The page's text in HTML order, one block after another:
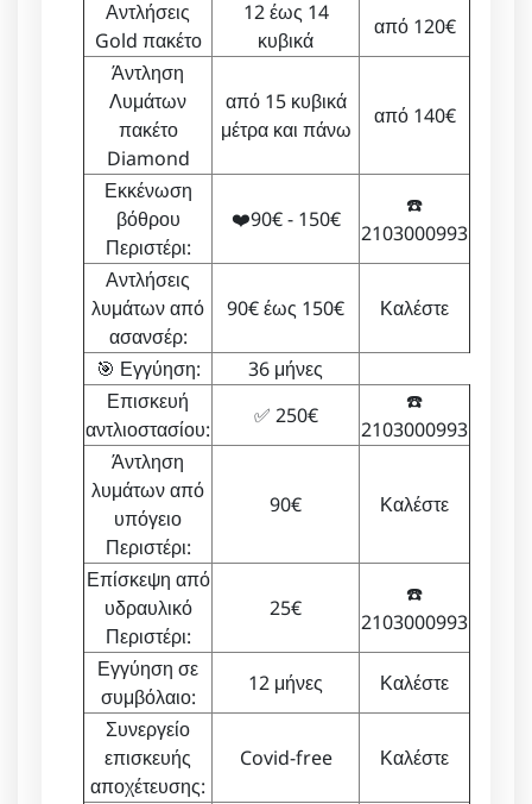
Αντλήσεις
Gold πακέτο
12 έως 14
κυβικά
από 120€
Άντληση
Λυμάτων
πακέτο
Diamond
από 15 κυβικά
μέτρα και πάνω
από 140€
Εκκένωση
βόθρου
Περιστέρι:
❤️90€ - 150€
☎️
2103000993
Αντλήσεις
λυμάτων από
ασανσέρ:
90€ έως 150€ Καλέστε
🎯 Εγγύηση:
36 μήνες
Επισκευή
αντλιοστασίου:
✅ 250€
☎️
2103000993
Άντληση
λυμάτων από
υπόγειο
Περιστέρι:
90€ Καλέστε
Επίσκεψη από
υδραυλικό
Περιστέρι:
25€
☎️
2103000993
Εγγύηση σε
συμβόλαιο:
12 μήνες
Καλέστε
Συνεργείο
επισκευής
αποχέτευσης:
Covid-free Καλέστε